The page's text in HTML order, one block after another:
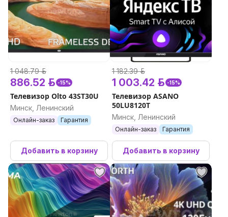
1 048.79 р.
886.52 р. -15%
Телевизор Olto 43ST30U
Минск, Ленинский
Онлайн-заказ Гарантия
Добавить в корзину
1 182.39 р.
1 003.42 р. -15%
Телевизор ASANO
50LU8120T
Минск, Ленинский
Онлайн-заказ Гарантия
Добавить в корзину